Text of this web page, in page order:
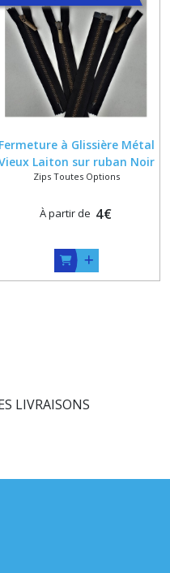
Fermeture à Glissière Métal
Laiton sur ruban Noir
, Vêtement ou Sac sur
Zips Toutes Options
À partir de 4€
LIVRAISONS